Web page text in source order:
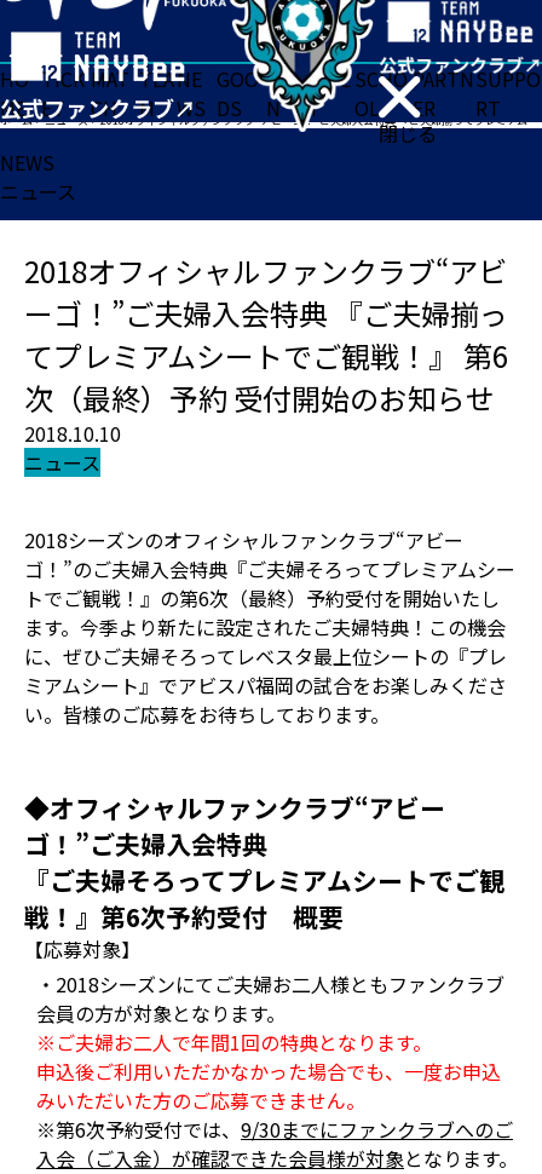
閉じる
HO
ME
TICK
ET
MAT
CH
TEA
M
NE
WS
GOO
DS
FA
N
ACADE
MY
SCHO
OL
PARTN
ER
SUPPO
RT
ホーム>ニュース>2018オフィシャルファンクラブ“アビーゴ！”ご夫婦入会特典 『ご夫婦揃ってプレミアムシートでご観戦！』 第6次（最終）予約 受付開始のお知らせ
NEWS
ニュース
2018オフィシャルファンクラブ“アビ
ーゴ！”ご夫婦入会特典 『ご夫婦揃っ
てプレミアムシートでご観戦！』 第6
次（最終）予約 受付開始のお知らせ
2018.10.10
ニュース
2018シーズンのオフィシャルファンクラブ“アビー
ゴ！”のご夫婦入会特典『ご夫婦そろってプレミアムシー
トでご観戦！』の第6次（最終）予約受付を開始いたし
ます。今季より新たに設定されたご夫婦特典！この機会
に、ぜひご夫婦そろってレベスタ最上位シートの『プレ
ミアムシート』でアビスパ福岡の試合をお楽しみくださ
い。皆様のご応募をお待ちしております。
◆オフィシャルファンクラブ“アビー
ゴ！”ご夫婦入会特典
『ご夫婦そろってプレミアムシートでご観
戦！』第6次予約受付 概要
【応募対象】
・2018シーズンにてご夫婦お二人様ともファンクラブ
会員の方が対象となります。
※ご夫婦お二人で年間1回の特典となります。
申込後ご利用いただかなかった場合でも、一度お申込
みいただいた方のご応募できません。
※第6次予約受付では、 9/30までにファンクラブへのご
入会（ご入金）が確認できた会員様が対象となります。